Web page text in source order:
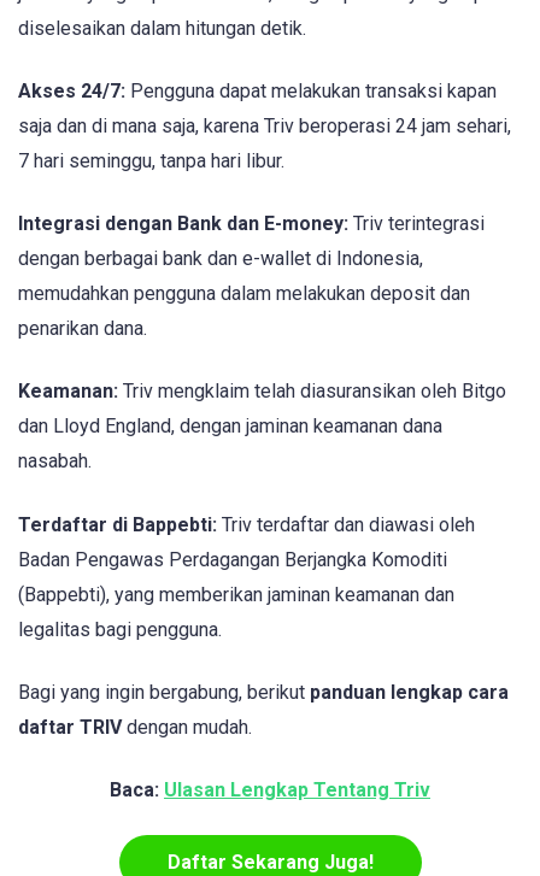
diselesaikan dalam hitungan detik.
Akses 24/7: Pengguna dapat melakukan transaksi kapan
saja dan di mana saja, karena Triv beroperasi 24 jam sehari,
7 hari seminggu, tanpa hari libur.
Integrasi dengan Bank dan E-money: Triv terintegrasi
dengan berbagai bank dan e-wallet di Indonesia,
memudahkan pengguna dalam melakukan deposit dan
penarikan dana.
Keamanan: Triv mengklaim telah diasuransikan oleh Bitgo
dan Lloyd England, dengan jaminan keamanan dana
nasabah.
Terdaftar di Bappebti: Triv terdaftar dan diawasi oleh
Badan Pengawas Perdagangan Berjangka Komoditi
(Bappebti), yang memberikan jaminan keamanan dan
legalitas bagi pengguna.
Bagi yang ingin bergabung, berikut panduan lengkap cara
daftar TRIVdengan mudah.
Baca: Ulasan Lengkap Tentang Triv
Daftar Sekarang Juga!